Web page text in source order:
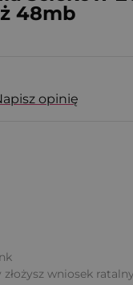
48mb
opinię
wniosek